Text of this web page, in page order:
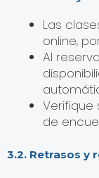
Las
online,
Al
Verifique
de
3.2. Retrasos y